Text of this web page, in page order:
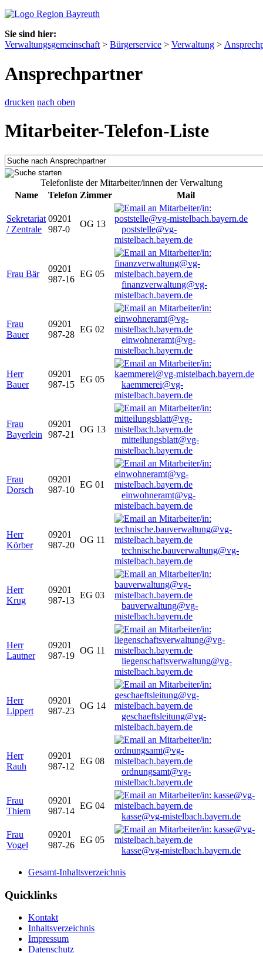
Sie sind hier:
Verwaltungsgemeinschaft > Bürgerservice > Verwaltung >
Ansprechpartner
drucken nach oben
Mitarbeiter-Telefon-Liste
Telefonliste der Mitarbeiter/innen der Verwaltung
Name
Telefon Zimmer Mail
Sekretariat
/ Zentrale
09201
987-0
OG 13
poststelle@vg-
mistelbach.bayern.de
Frau Bär
09201
987-16
EG 05
finanzverwaltung@vg-
mistelbach.bayern.de
Frau
Bauer
09201
987-28
EG 02
einwohneramt@vg-
mistelbach.bayern.de
Herr
Bauer
09201
987-15
EG 05
kaemmerei@vg-
mistelbach.bayern.de
Frau
Bayerlein
09201
987-21
OG 13
mitteilungsblatt@vg-
mistelbach.bayern.de
Frau
Dorsch
09201
987-10
EG 01
einwohneramt@vg-
mistelbach.bayern.de
Herr
Körber
09201
987-20
OG 11
technische.bauverwaltung@vg-
mistelbach.bayern.de
Herr
Krug
09201
987-13
EG 03
bauverwaltung@vg-
mistelbach.bayern.de
Herr
Lautner
09201
987-19
OG 11
liegenschaftsverwaltung@vg-
mistelbach.bayern.de
Herr
Lippert
09201
987-23
OG 14
geschaeftsleitung@vg-
mistelbach.bayern.de
Herr
Rauh
09201
987-12
EG 08
ordnungsamt@vg-
mistelbach.bayern.de
Frau
Thiem
09201
987-14
EG 04
kasse@vg-mistelbach.bayern.de
Frau
Vogel
09201
987-26
EG 05
kasse@vg-mistelbach.bayern.de
Gesamt-Inhaltsverzeichnis
Quicklinks
Kontakt
Inhaltsverzeichnis
Impressum
Datenschutz